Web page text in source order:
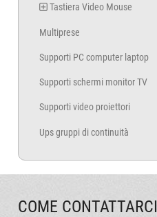
Tastiera Video Mouse
Multiprese
Supporti PC computer laptop
Supporti schermi monitor TV
Supporti video proiettori
Ups gruppi di continuità
COME CONTATTARCI